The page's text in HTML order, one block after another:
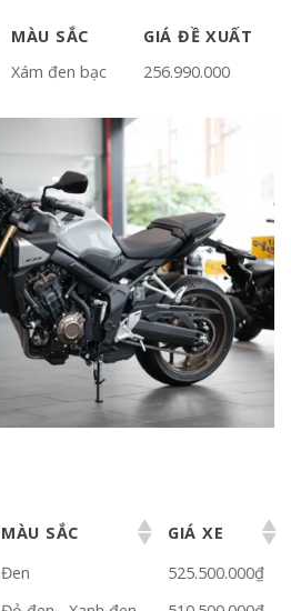
MÀU SẮC
GIÁ ĐỀ XUẤT
Xám đen bạc 256.990.000
MÀU SẮC
GIÁ XE
Đen
525.500.000₫